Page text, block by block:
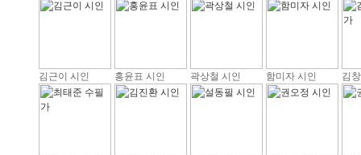
김근이 시인 홍윤표 시인 곽상철 시인 함미자 시인 김